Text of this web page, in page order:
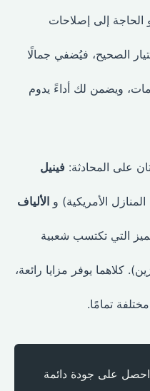
إلى إصلاحات
الصحيح، فيُضفي جمالًا
ويضمن لك أداءً يدوم
على المحادثة:فينيل
الأمريكية) و الألياف
التي تكتسب شعبية
كلاهما يوفر مزايا رائعة،
تمامًا.
على جودة دائمة